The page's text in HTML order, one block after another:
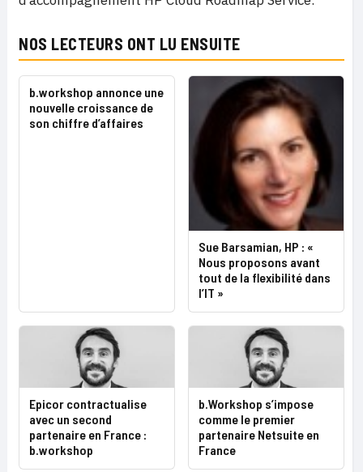
NOS LECTEURS ONT LU ENSUITE
b.workshop annonce une
nouvelle croissance de
son chiffre d’affaires
Sue Barsamian, HP : «
Nous proposons avant
tout de la flexibilité dans
l’IT »
Epicor contractualise
avec un second
partenaire en France :
b.workshop
b.Workshop s’impose
comme le premier
partenaire Netsuite en
France